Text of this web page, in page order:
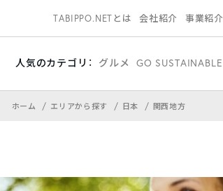
TABIPPO.NETとは 会社紹介 事業紹介
人気のカテゴリ： グルメ GO SUSTAINABLE
ホーム エリアから探す 日本 関西地方